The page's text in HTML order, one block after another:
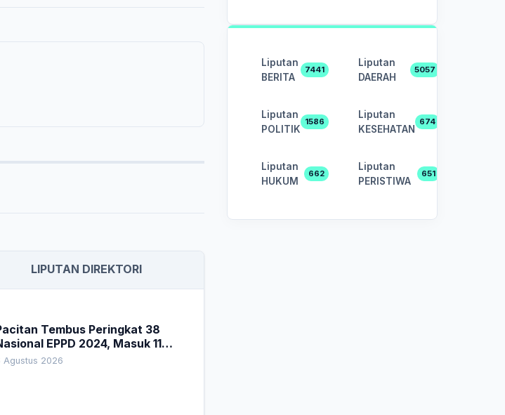
LIPUTAN DIREKTORI
Tembus Peringkat 38
EPPD 2024, Masuk 11
di Jatim
Agustus 2026
Liputan
BERITA
7441
Liputan
DAERAH
5057
Liputan
POLITIK
1586
Liputan
KESEHATAN
674
Liputan
HUKUM
662
Liputan
PERISTIWA
651